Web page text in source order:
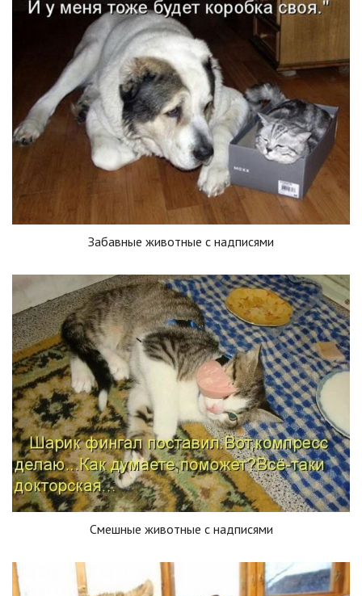
Забавные животные с надписями
Смешные животные с надписями